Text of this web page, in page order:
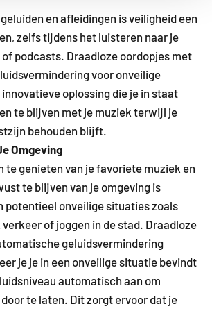
en afleidingen is veiligheid een
zelfs tijdens het luisteren naar je
podcasts. Draadloze oordopjes met
voor onveilige
oplossing die je in staat
te blijven met je muziek terwijl je
behouden blijft.
Omgeving
te genieten van je favoriete muziek en
te blijven van je omgeving is
potentieel onveilige situaties zoals
of joggen in de stad. Draadloze
geluidsvermindering
je je in een onveilige situatie bevindt
automatisch aan om
te laten. Dit zorgt ervoor dat je